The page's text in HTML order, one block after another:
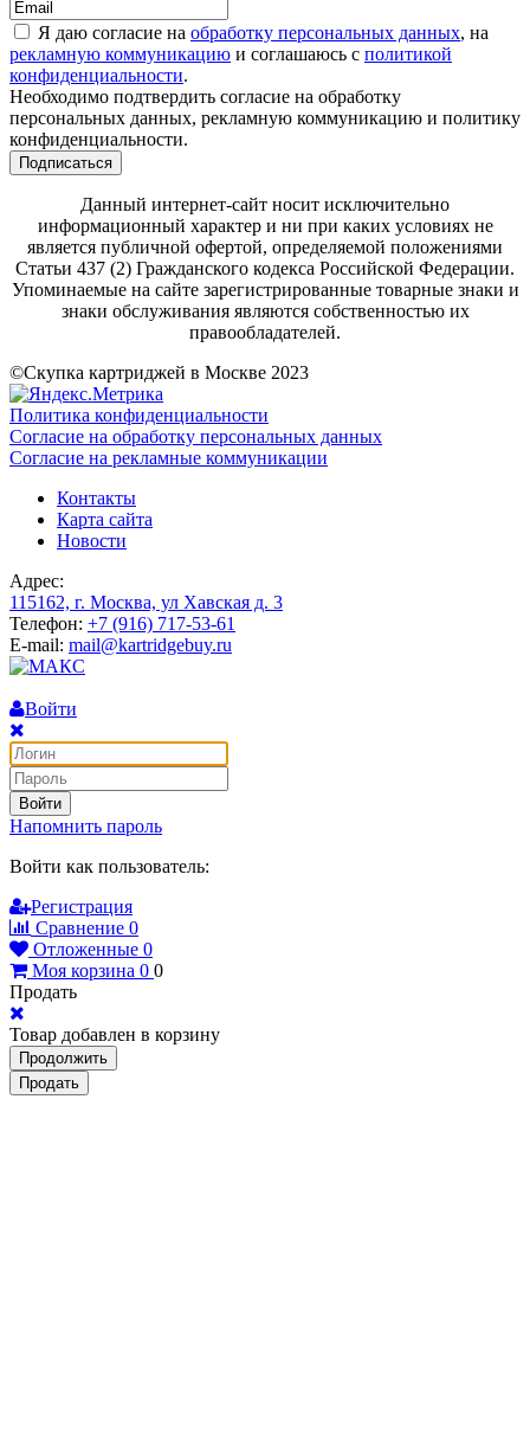
Я даю согласие на обработку персональных данных, на
рекламную коммуникацию и соглашаюсь с политикой
конфиденциальности.
Необходимо подтвердить согласие на обработку
персональных данных, рекламную коммуникацию и политику
конфиденциальности.
Подписаться
Данный интернет-сайт носит исключительно
информационный характер и ни при каких условиях не
является публичной офертой, определяемой положениями
Статьи 437 (2) Гражданского кодекса Российской Федерации.
Упоминаемые на сайте зарегистрированные товарные знаки и
знаки обслуживания являются собственностью их
правообладателей.
©Скупка картриджей в Москве 2023
Политика конфиденциальности
Согласие на обработку персональных данных
Согласие на рекламные коммуникации
Контакты
Карта сайта
Новости
Адрес:
115162, г. Москва, ул Хавская д. 3
Телефон: +7 (916) 717-53-61
E-mail: mail@kartridgebuy.ru
Войти
Войти
Напомнить пароль
Войти как пользователь:
Регистрация
Сравнение 0
Отложенные 0
Моя корзина 0 0
Продать
Товар добавлен в корзину
Продолжить
Продать